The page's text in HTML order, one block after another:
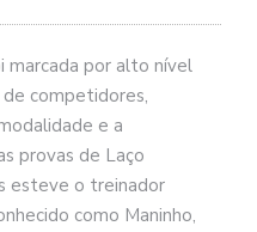
marcada por alto nível
competidores,
e a
provas de Laço
esteve o treinador
como Maninho,